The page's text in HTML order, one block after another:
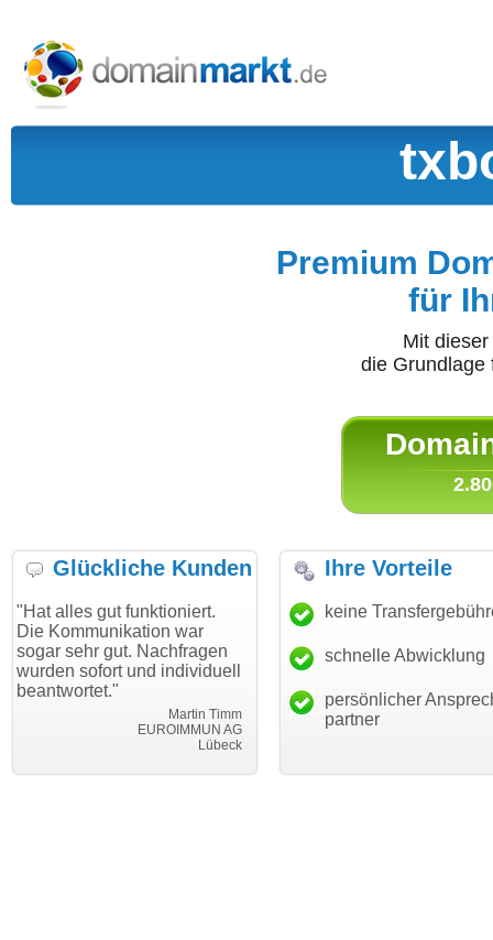
Premium
für
Mit
die
Glückliche Kunden
funktioniert.
war
gut. Nachfragen
und individuell
EUROIMMUN AG
"Danke für den schnellen
Transfer und guten Service!"
Thomas Schäfer
i can eckert communication GmbH
"Ich bin
haben.
mein
Ihre Vorteile
keine
schnelle Abwicklung
persönlicher
partner